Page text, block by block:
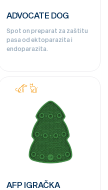
ADVOCATE DOG
Spot on preparat za zaštitu
pasa od ektoparazita i
endoparazita.
AFP IGRAČKA